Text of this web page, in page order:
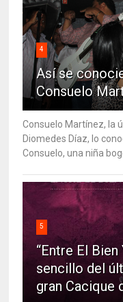
4
Así se
Consuelo
Consuelo Martínez, la
Diomedes Díaz, lo
Consuelo, una niña
5
“Entre El
sencillo del
gran Cacique